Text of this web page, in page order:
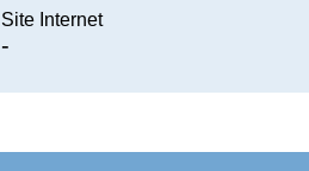
Site Internet
-